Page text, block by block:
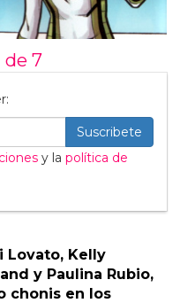
de 7
Suscribete
y la política de
Lovato, Kelly
y Paulina Rubio,
chonis en los